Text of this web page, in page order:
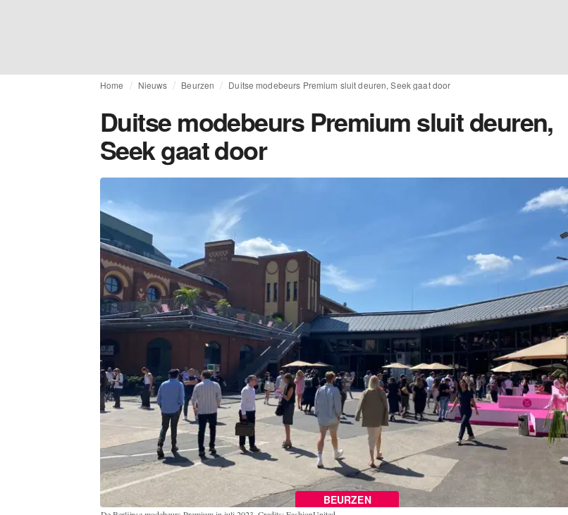
Home Nieuws Beurzen Duitse modebeurs Premium sluit deuren, Seek gaat door
Duitse modebeurs Premium sluit deuren,
Seek gaat door
BEURZEN